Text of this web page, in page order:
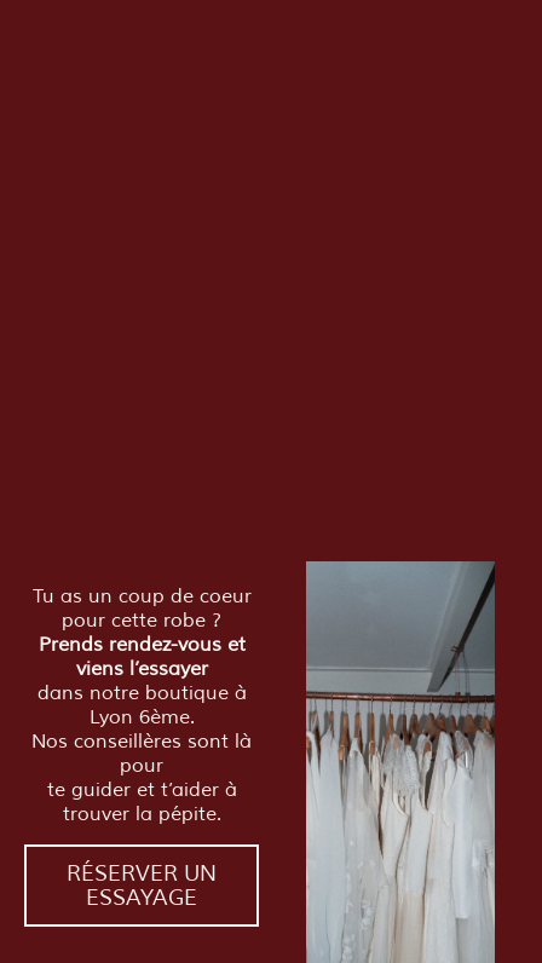
Tu as un coup de coeur
pour cette robe ?
Prends rendez-vous et
viens l’essayer
dans notre boutique à
Lyon 6ème.
Nos conseillères sont là
pour
te guider et t’aider à
trouver la pépite.
RÉSERVER UN
ESSAYAGE